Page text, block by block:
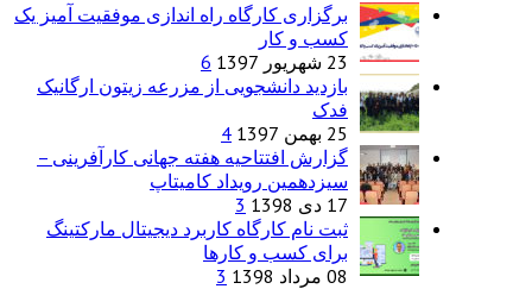
برگزاری کارگاه راه اندازی موفقیت آمیز یک
کسب و کار
23 شهریور 1397
6
بازدید دانشجویی از مزرعه زیتون ارگانیک
فدک
25 بهمن 1397
4
گزارش افتتاحیه هفته جهانی کارآفرینی –
سیزدهمین رویداد کامیتاپ
17 دی 1398
3
ثبت نام کارگاه کاربرد دیجیتال مارکتینگ
برای کسب و کارها
08 مرداد 1398
3